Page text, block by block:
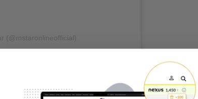
(@mstaronlineofficial)
RM1,800 ke sekolah, ya," tulisnya pada video
kereta Porsche dan minum air dari tumbler